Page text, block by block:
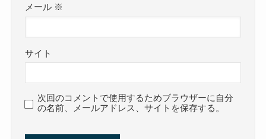
メール ※
サイト
次回のコメントで使用するためブラウザーに自分
の名前、メールアドレス、サイトを保存する。